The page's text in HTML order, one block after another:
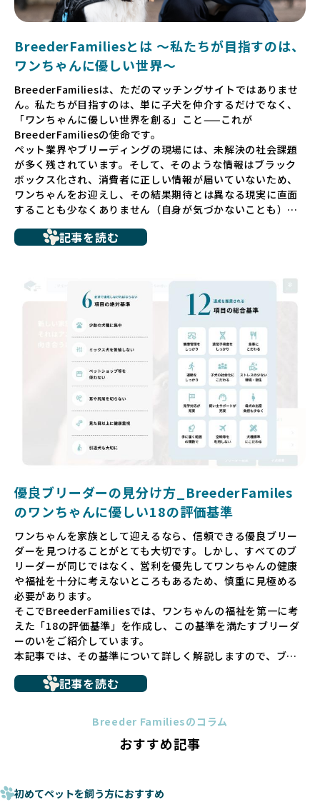
BreederFamiliesとは 〜私たちが目指すのは、
ワンちゃんに優しい世界〜
BreederFamiliesは、ただのマッチングサイトではありませ
ん。私たちが目指すのは、単に子犬を仲介するだけでなく、
「ワンちゃんに優しい世界を創る」こと——これが
BreederFamiliesの使命です。
ペット業界やブリーディングの現場には、未解決の社会課題
が多く残されています。そして、そのような情報はブラック
ボックス化され、消費者に正しい情報が届いていないため、
ワンちゃんをお迎えし、その結果期待とは異なる現実に直面
することも少なくありません（自身が気づかないことも）。
ち、健康面や社会性に問題を抱えていたり、またブリーダー
いるというケースもあります。こうした問題は、消費者にと
っても大きな負担であり、ワンちゃん自身にとっても非常に
だからこそ、私たちは正しい情報と安心して選べる場所を提
供すべきだと考えています。BreederFamiliesでは、ワンち
ゃんを家族のように愛する「優良ブリーダー」のみを独自の
厳しい基準で厳選し、その評価基準や評価結果をオープンに
しています。これにより、消費者の皆様が安心して子犬やブ
リーダーを選べる環境を整えています。
そして、消費者の皆様が正しい情報をもとに優良ブリーダー
を求めることで、ワンちゃんを家族のように愛する優良ブリ
ーダーが増え、営利優先の「悪徳ブリーダー」が自然と淘汰
される社会を目指しています。目の前の子犬だけでなく、親
ゃんに優しい世界を築いていきたいと考えています。
長するための環境が十分に整っていない場合が多く、販売ま
での間に過密な環境や長距離移動のストレスを受けることが
少なくありません。このような環境は、健康リスクや社会性
の問題につながりやすく、ワンちゃんにとっても望ましいと
は言えません。
こうした背景から、BreederFamiliesはペットショップを介
さない直接販売を採用するとともに、ペットオークションや
ペットショップを利用するブリーダーの掲載も行ってしませ
ん。
ペットショップを避けた方がいい理由の詳細はこちら
法令レベルの最低基準にとどまっていることが問題です。こ
ものに過ぎず、ワンちゃんの心身の福祉やブリーダーの責任
少なくなく、消費者にとって選択の判断が難しい現状があり
記事を読む
優良ブリーダーの見分け方_BreederFamiles
のワンちゃんに優しい18の評価基準
ワンちゃんを家族として迎えるなら、信頼できる優良ブリー
ダーを見つけることがとても大切です。しかし、すべてのブ
リーダーが同じではなく、営利を優先してワンちゃんの健康
や福祉を十分に考えないところもあるため、慎重に見極める
必要があります。
そこでBreederFamiliesでは、ワンちゃんの福祉を第一に考
えた「18の評価基準」を作成し、この基準を満たすブリーダ
ーのいをご紹介しています。
本記事では、その基準について詳しく解説しますので、ブリ
に断尾（しっぽを切る）や断耳（耳を切る）が行われている
ことがあります。
これは痛みを伴う処置で、ワンちゃんの身体的な負担が大き
手段でもあるため、切断されることで他の犬や人間との意思
記事を読む
Breeder Familiesのコラム
おすすめ記事
初めてペットを飼う方におすすめ